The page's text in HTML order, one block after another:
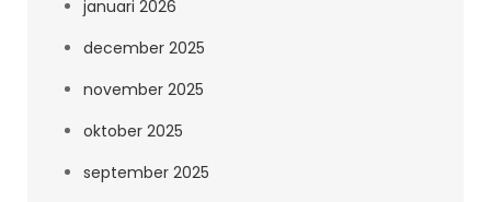
januari 2026
december 2025
november 2025
oktober 2025
september 2025